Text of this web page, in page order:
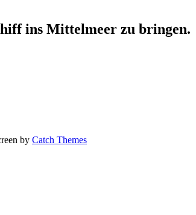
ins Mittelmeer zu bringen.
by Catch Themes